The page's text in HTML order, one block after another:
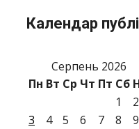
Календар
Серпень 2026
Пн Вт Ср Чт Пт Сб
1
2
3
4 5 6 7 8
9